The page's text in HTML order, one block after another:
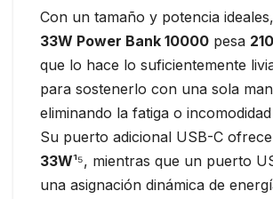
Con un tamaño y potencia
33W Power Bank 10000 pesa
que lo hace lo suficientemente
para sostenerlo con una sola
eliminando la fatiga o
Su puerto adicional USB-C
33W¹⁵, mientras que un puerto
una asignación dinámica de